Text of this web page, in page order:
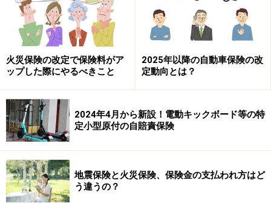
いて、ケガや賠償だけでなく自転車そのものの盗難や破
損なども心配だと思いますが、一般的な自転車保険では
そこまで補償されていません。一部の少額短期保険が条
件付きながら、高額な自転車の盗難や破損を補償する保
険の取り扱いをしていますので、興味のある人は調べて
どの保険についても同じですが、保険の加入を考える際
会社に通勤するようになった、子供が自転車に乗ってい
る、買い物に行くからなど色々理由があると思います。
火災保険の改定で保険料がア
ップした際にやるべきこと
2025年以降の自動車保険の改
定動向とは？
2024年4月から新設！電動キックボード等の特
定小型原付の自賠責保険
地震保険と火災保険、保険金の支払われ方はど
う違うの？